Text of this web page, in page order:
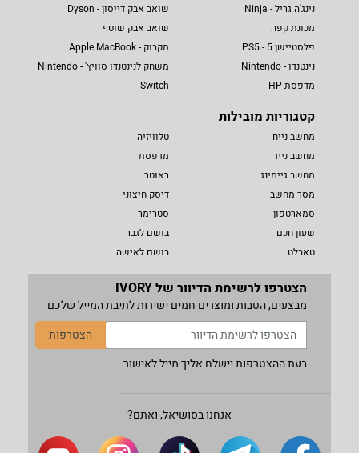
נינג'ה גריל - Ninja
מכונת קפה
פלסטיישן 5 - PS5
נינטנדו - Nintendo
מדפסת HP
שואב אבק דייסון - Dyson
שואב אבק שוטף
מקבוק - Apple MacBook
משחק לנינטנדו סוויץ' - Nintendo
Switch
קטגוריות מובילות
מחשב נייח
מחשב נייד
מחשב גיימינג
מסך מחשב
סמארטפון
שעון חכם
טאבלט
טלוויזיה
מדפסת
ראוטר
דיסק חיצוני
סטרימר
בושם לגבר
בושם לאישה
הצטרפו לרשימת הדיוור של IVORY
מבצעים, הטבות ומוצרים חמים ישירות לתיבת המייל שלכם
הצטרפות
בעת ההצטרפות יישלח אליך מייל לאישור
אנחנו בסושיאל, ואתם?